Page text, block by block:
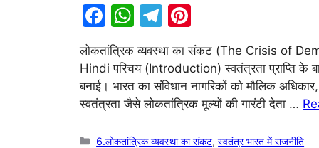
F
a
c
e
b
o
W
at
s
A
T
e
gr
a
nt
er
e
st
लोकतांत्रिक व्यवस्था का संकट (The Crisis of
Hindi परिचय (Introduction) स्वतंत्रता प्राप्ति के
बनाई। भारत का संविधान नागरिकों को मौलिक
स्वतंत्रता जैसे लोकतांत्रिक मूल्यों की गारंटी देता …
Categories
6.लोकतांत्रिक व्यवस्था का संकट,स्वतंत्र भारत में राजनीति